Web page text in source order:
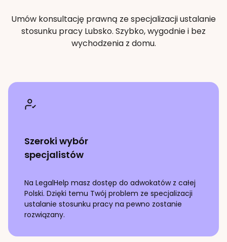
Umów konsultację prawną ze specjalizacjiustalanie
stosunku pracy Lubsko. Szybko, wygodnie i bez
wychodzenia z domu.
Szeroki wybór
specjalistów
Na LegalHelp masz dostęp do adwokatów z całej
Polski. Dzięki temu Twój problem ze specjalizacji
ustalanie stosunku pracy na pewno zostanie
rozwiązany.